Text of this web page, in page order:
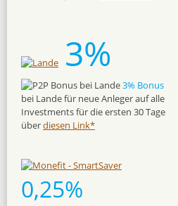
3%
3% Bonus
bei Lande für neue Anleger auf alle
Investments für die ersten 30 Tage
überdiesen Link*
0,25%